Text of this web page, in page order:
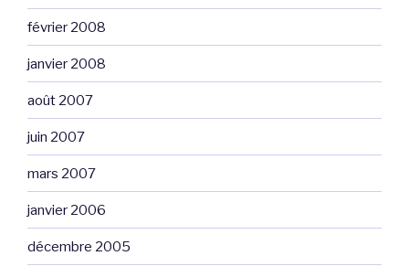
février 2008
janvier 2008
août 2007
juin 2007
mars 2007
janvier 2006
décembre 2005